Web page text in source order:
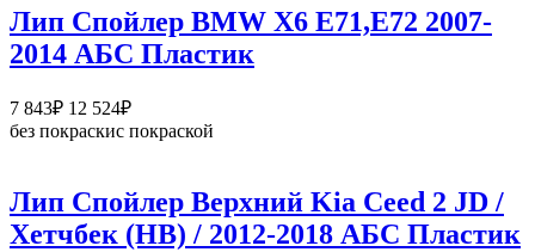
–
8
349₽
Лип Спойлер BMW X6 E71,E72 2007-
2014 АБС Пластик
7 843₽ 12 524₽Диапазон
цен:
–
12
524₽
без покраскис покраской
Лип Спойлер Верхний Kia Ceed 2 JD /
Хетчбек (HB) / 2012-2018 АБС Пластик